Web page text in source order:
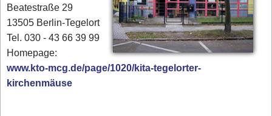
Beatestraße 29
13505 Berlin-Tegelort
Tel. 030 - 43 66 39 99‎
Homepage:
www.kto-mcg.de/page/1020/kita-tegelorter-
kirchenmäuse